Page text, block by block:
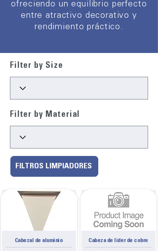
ofreciendo un equilibrio perfecto
entre atractivo decorativo y
rendimiento práctico.
Filter by Size
Filter by Material
FILTROS LIMPIADORES
Cabezal de aluminio Cabeza de líder de cobre